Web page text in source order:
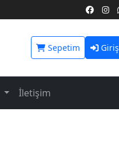
Sepetim Giriş
İletişim